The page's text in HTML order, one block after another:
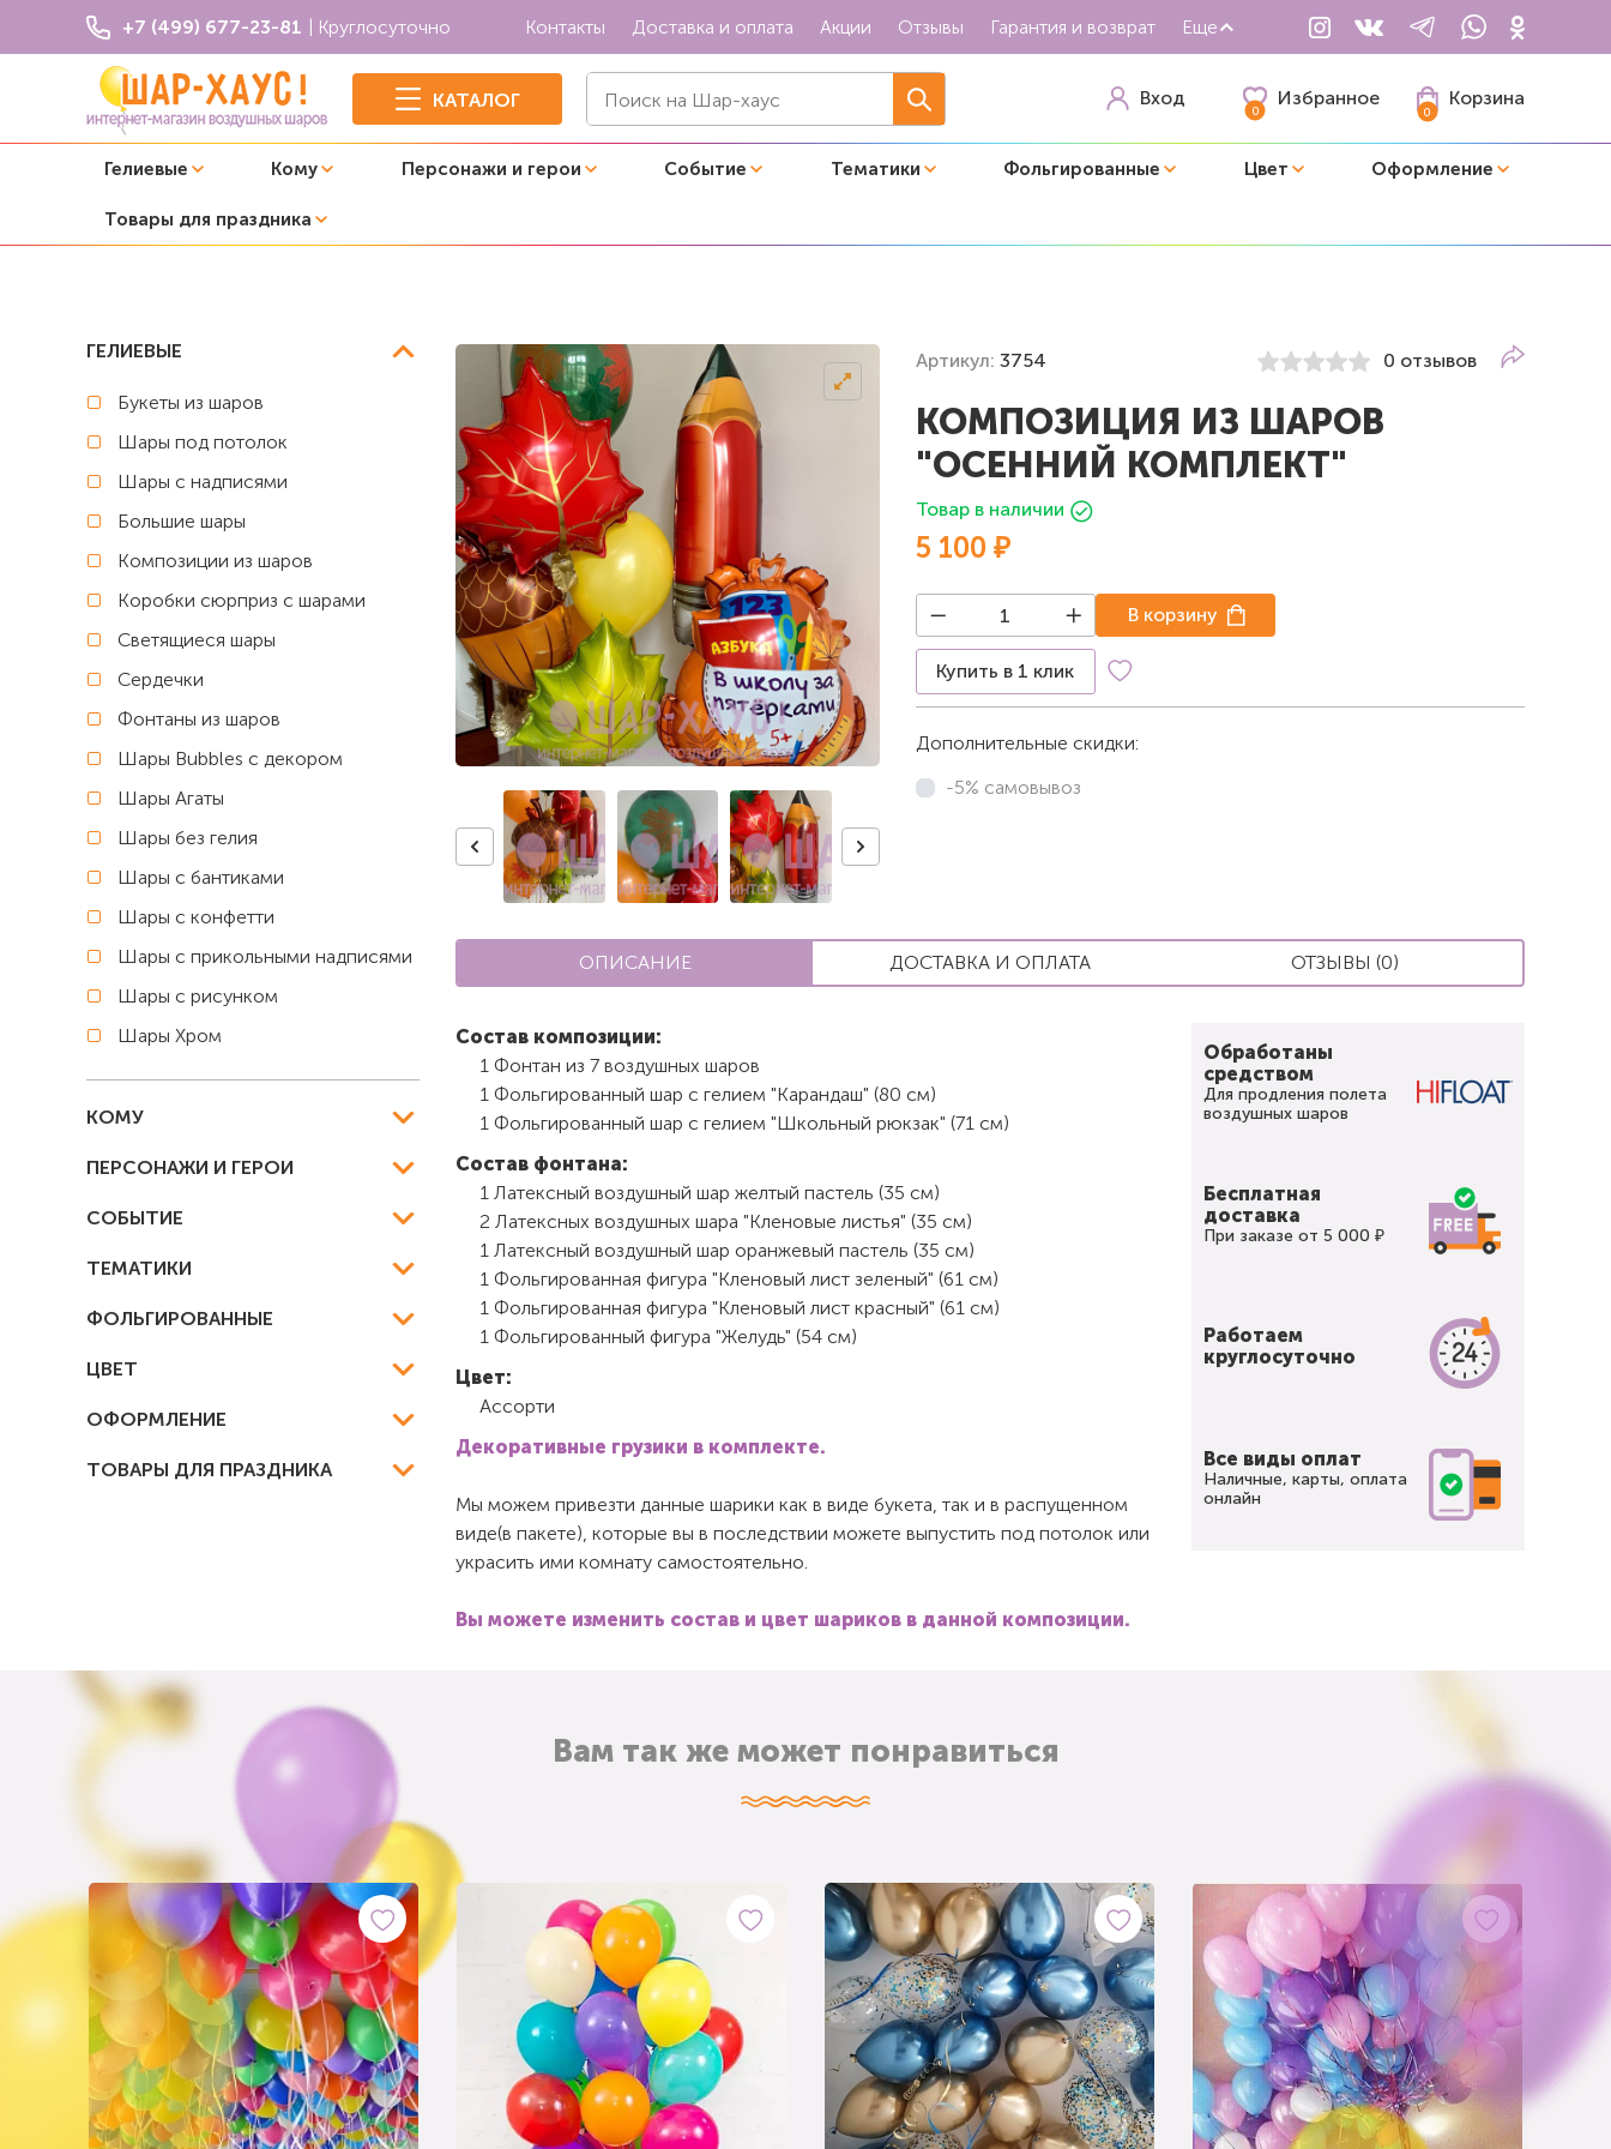
+7 (499) 677-23-81 | Круглосуточно Контакты Доставка и оплата Акции Отзывы Гарантия и возврат Еще
КАТАЛОГ Вход
0
Избранное
0
Корзина
Гелиевые Кому Персонажи и герои Событие Тематики Фольгированные Цвет Оформление
Товары для праздника
1 сентября (День знаний)
ГЕЛИЕВЫЕ
Букеты из шаров
Шары под потолок
Шары с надписями
Большие шары
Композиции из шаров
Коробки сюрприз с шарами
Светящиеся шары
Сердечки
Фонтаны из шаров
Шары Bubbles с декором
Шары Агаты
Шары без гелия
Шары с бантиками
Шары с конфетти
Шары с прикольными надписями
Шары с рисунком
Шары Хром
КОМУ
ПЕРСОНАЖИ И ГЕРОИ
СОБЫТИЕ
ТЕМАТИКИ
ФОЛЬГИРОВАННЫЕ
ЦВЕТ
ОФОРМЛЕНИЕ
ТОВАРЫ ДЛЯ ПРАЗДНИКА
Артикул: 3754 0 отзывов
КОМПОЗИЦИЯ ИЗ ШАРОВ
"ОСЕННИЙ КОМПЛЕКТ"
Товар в наличии
5 100 ₽
Купить в 1 клик
В корзину
Дополнительные скидки:
-5% самовывоз
ОПИСАНИЕ ДОСТАВКА И ОПЛАТА ОТЗЫВЫ (0)
Состав композиции:
1 Фонтан из 7 воздушных шаров
1 Фольгированный шар с гелием "Карандаш" (80 см)
1 Фольгированный шар с гелием "Школьный рюкзак" (71 см)
Состав фонтана:
1 Латексный воздушный шар желтый пастель (35 см)
2 Латексных воздушных шара "Кленовые листья" (35 см)
1 Латексный воздушный шар оранжевый пастель (35 см)
1 Фольгированная фигура "Кленовый лист зеленый" (61 см)
1 Фольгированная фигура "Кленовый лист красный" (61 см)
1 Фольгированный фигура "Желудь" (54 см)
Цвет:
Ассорти
Декоративные грузики в комплекте.
Мы можем привезти данные шарики как в виде букета, так и в распущенном
виде(в пакете), которые вы в последствии можете выпустить под потолок или
украсить ими комнату самостоятельно.
Вы можете изменить состав и цвет шариков в данной композиции.
Обработаны
средством
Для продления полета
воздушных шаров
Бесплатная
доставка
При заказе от 5 000 ₽
Работаем
круглосуточно
Все виды оплат
Наличные, карты, оплата
онлайн
Вам так же может понравиться